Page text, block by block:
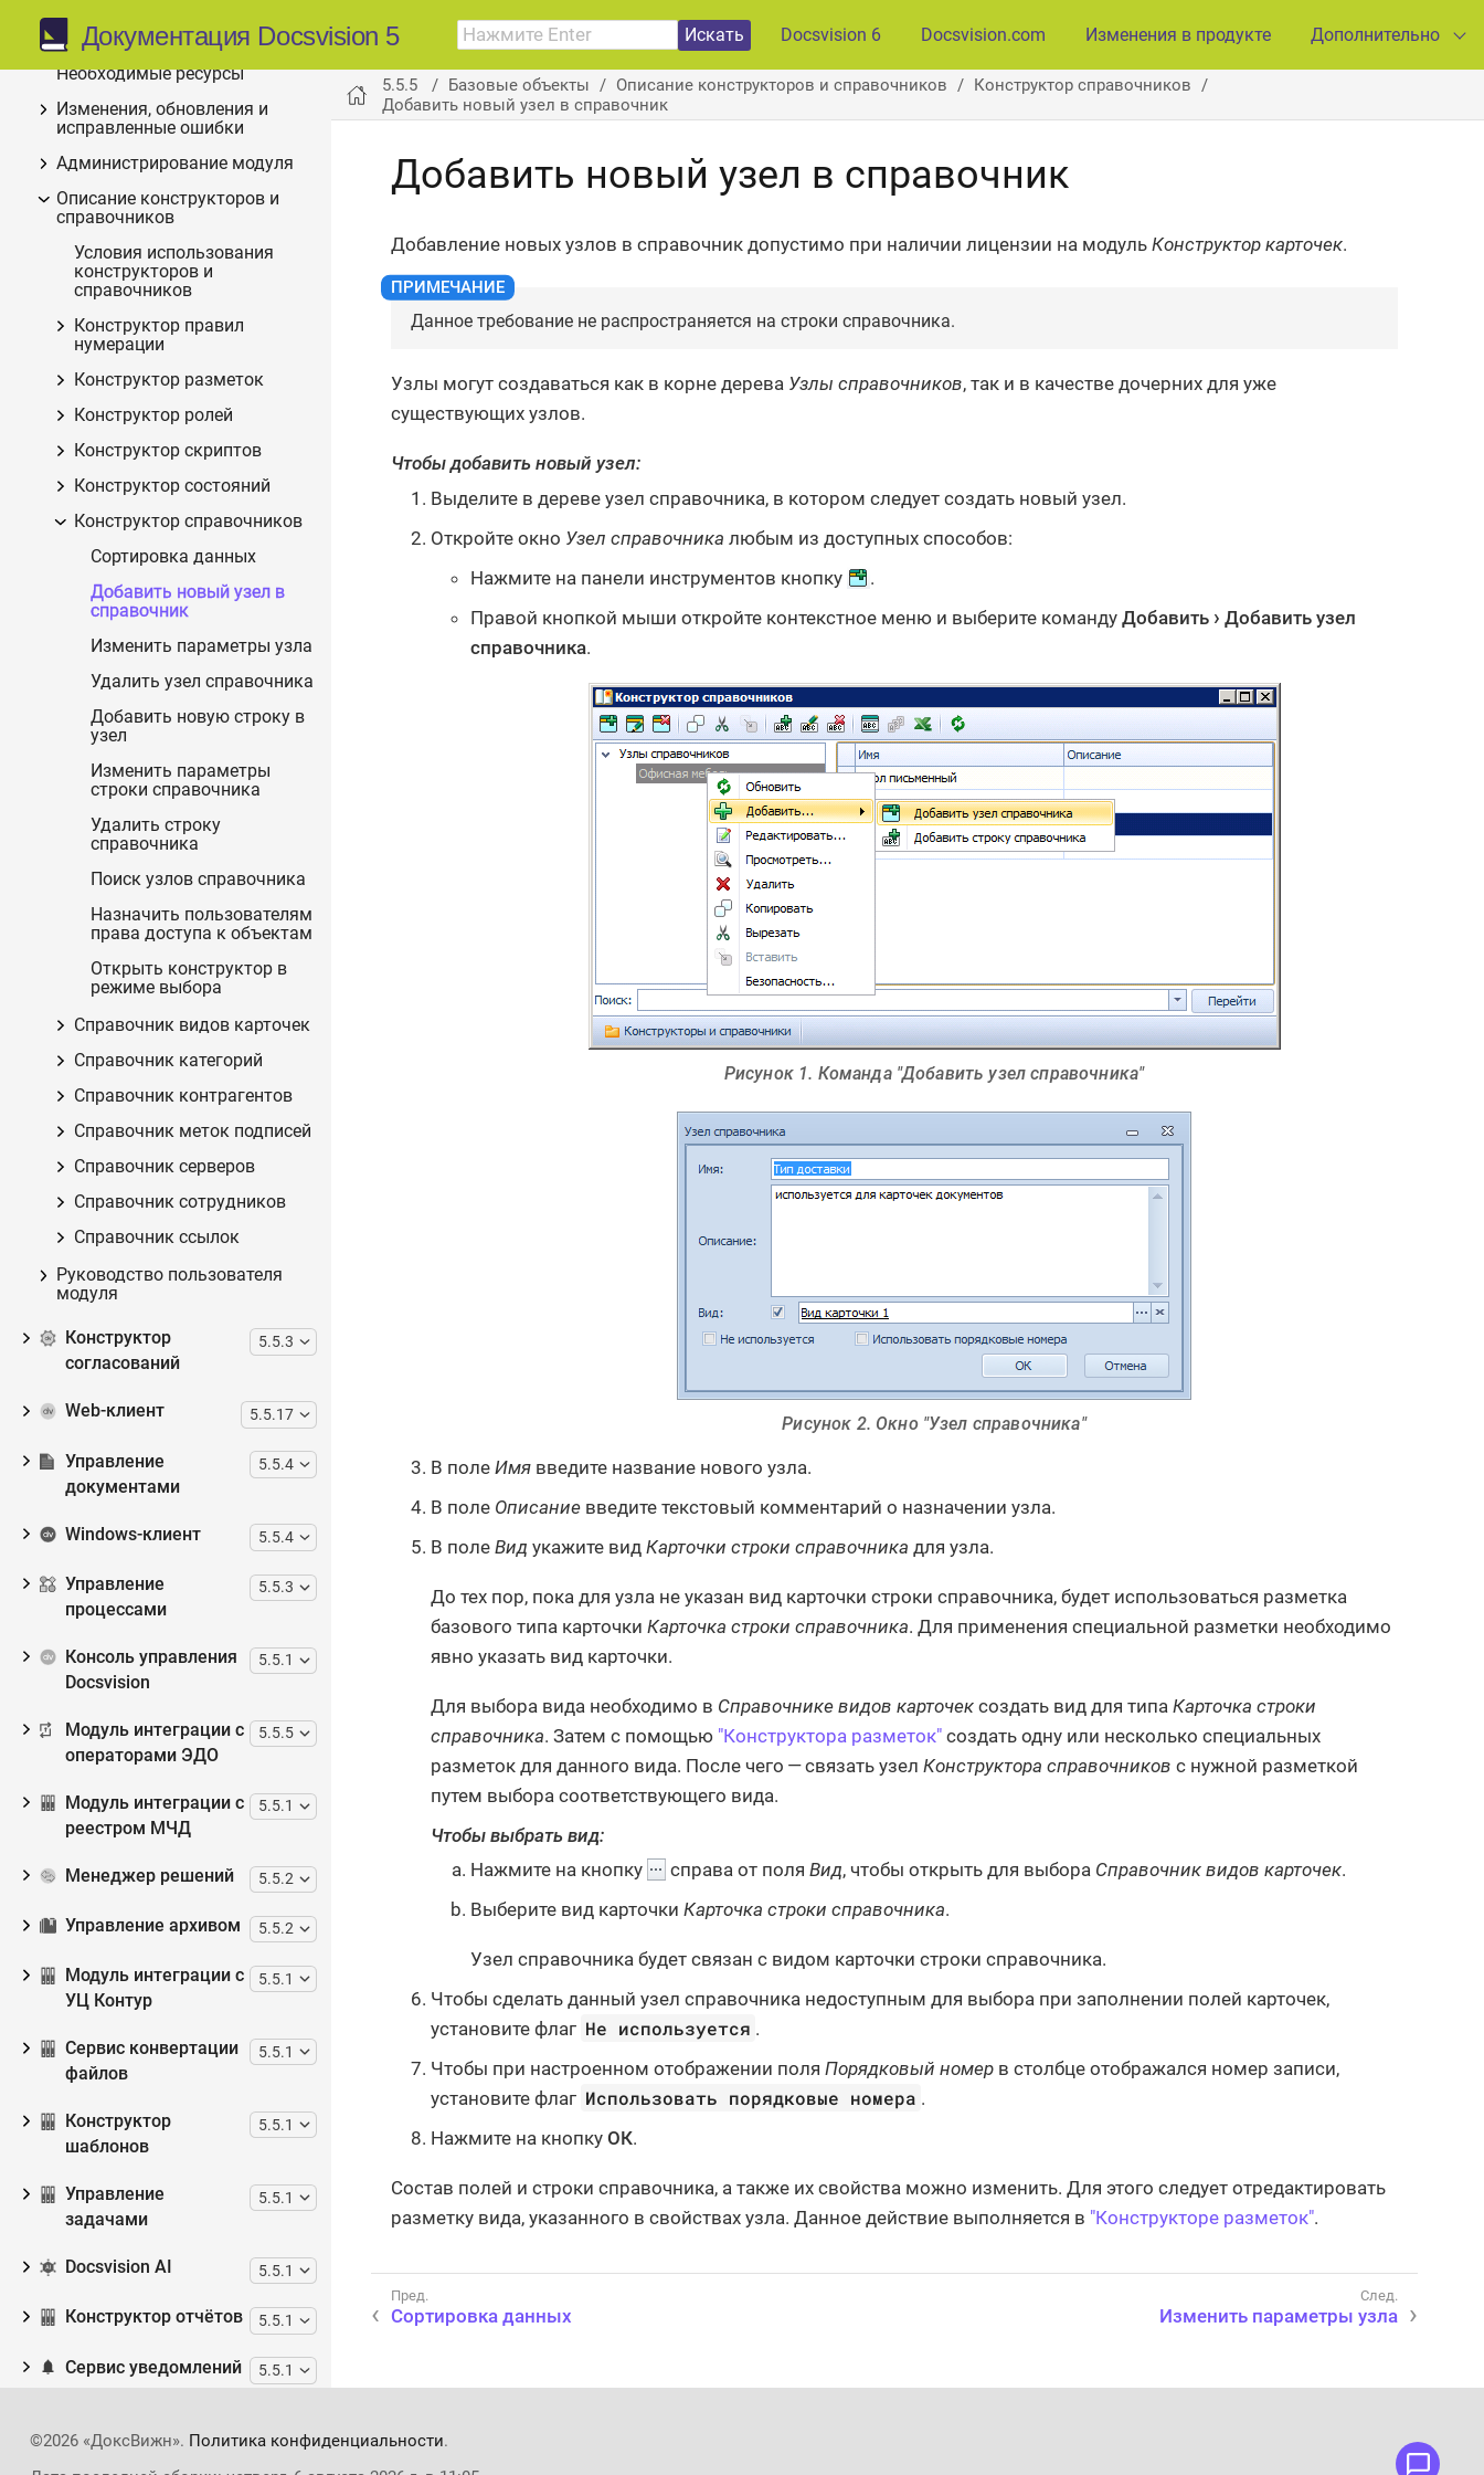
Документация Docsvision 5 Искать Docsvision 6 Docsvision.com Изменения в продукте Дополнительно
Общие сведения о модуле
Необходимые ресурсы
Изменения, обновления и
исправленные ошибки
Администрирование модуля
Описание конструкторов и
справочников
Условия использования
конструкторов и
справочников
Конструктор правил
нумерации
Конструктор разметок
Конструктор ролей
Конструктор скриптов
Конструктор состояний
Конструктор справочников
Сортировка данных
Добавить новый узел в
справочник
Изменить параметры узла
Удалить узел справочника
Добавить новую строку в
узел
Изменить параметры
строки справочника
Удалить строку
справочника
Поиск узлов справочника
Назначить пользователям
права доступа к объектам
Открыть конструктор в
режиме выбора
Справочник видов карточек
Справочник категорий
Справочник контрагентов
Справочник меток подписей
Справочник серверов
Справочник сотрудников
Справочник ссылок
Руководство пользователя
модуля
Конструктор
согласований
5.5.3
Web-клиент 5.5.17
Управление
документами
5.5.4
Windows-клиент 5.5.4
Управление
процессами
5.5.3
Консоль управления
Docsvision
5.5.1
Модуль интеграции с
операторами ЭДО
5.5.5
Модуль интеграции с
реестром МЧД
5.5.1
Менеджер решений 5.5.2
Управление архивом 5.5.2
Модуль интеграции с
УЦ Контур
5.5.1
Сервис конвертации
файлов
5.5.1
Конструктор
шаблонов
5.5.1
Управление
задачами
5.5.1
Docsvision AI 5.5.1
Конструктор отчётов 5.5.1
Сервис уведомлений 5.5.1
Дополнительная
документация
5.5.5 Базовые объекты Описание конструкторов и справочников
Конструктор справочников
Добавить новый узел в справочник
Добавить новый узел в справочник
Добавление новых узлов в справочник допустимо при наличии лицензии на модуль Конструктор карточек.
Данное требование не распространяется на строки справочника.
Узлы могут создаваться как в корне дерева Узлы справочников, так и в качестве дочерних для уже
существующих узлов.
Чтобы добавить новый узел:
Выделите в дереве узел справочника, в котором следует создать новый узел.
Откройте окно Узел справочника любым из доступных способов:
Нажмите на панели инструментов кнопку
.
Правой кнопкой мыши откройте контекстное меню и выберите команду Добавить
Добавить узел
справочника.
Рисунок 1. Команда "Добавить узел справочника"
Рисунок 2. Окно "Узел справочника"
В поле Имя введите название нового узла.
В поле Описание введите текстовый комментарий о назначении узла.
В поле Вид укажите вид Карточки строки справочника для узла.
До тех пор, пока для узла не указан вид карточки строки справочника, будет использоваться разметка
базового типа карточки Карточка строки справочника. Для применения специальной разметки необходимо
явно указать вид карточки.
Для выбора вида необходимо в Справочнике видов карточек создать вид для типа Карточка строки
справочника. Затем с помощью "Конструктора разметок" создать одну или несколько специальных
разметок для данного вида. После чего — связать узел Конструктора справочников с нужной разметкой
путем выбора соответствующего вида.
Чтобы выбрать вид:
Нажмите на кнопку
справа от поля Вид, чтобы открыть для выбора Справочник видов карточек.
Выберите вид карточки Карточка строки справочника.
Узел справочника будет связан с видом карточки строки справочника.
Чтобы сделать данный узел справочника недоступным для выбора при заполнении полей карточек,
установите флаг Не используется .
Чтобы при настроенном отображении поля Порядковый номер в столбце отображался номер записи,
установите флаг Использовать порядковые номера .
Нажмите на кнопку ОК.
Состав полей и строки справочника, а также их свойства можно изменить. Для этого следует отредактировать
разметку вида, указанного в свойствах узла. Данное действие выполняется в "Конструкторе разметок".
Сортировка данных Изменить параметры узла
©2026 «ДоксВижн». Политика конфиденциальности.